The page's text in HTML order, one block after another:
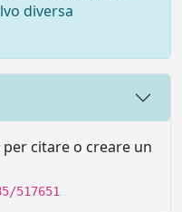
diversa
citare o creare un
517651